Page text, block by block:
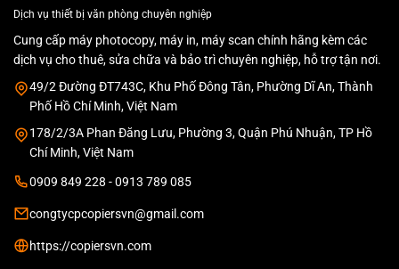
Dịch vụ thiết bị văn phòng chuyên nghiệp
Cung cấp máy photocopy, máy in, máy scan chính hãng kèm các
dịch vụ cho thuê, sửa chữa và bảo trì chuyên nghiệp, hỗ trợ tận nơi.
49/2 Đường ĐT743C, Khu Phố Đông Tân, Phường Dĩ An, Thành
Phố Hồ Chí Minh, Việt Nam
178/2/3A Phan Đăng Lưu, Phường 3, Quận Phú Nhuận, TP Hồ
Chí Minh, Việt Nam
0909 849 228 - 0913 789 085
congtycpcopiersvn@gmail.com
https://copiersvn.com